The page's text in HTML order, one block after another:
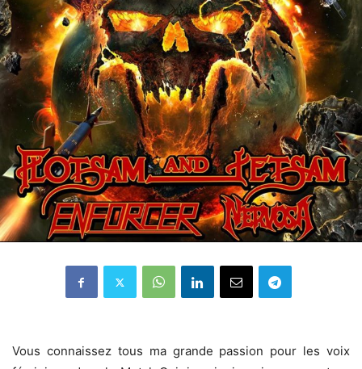
Vous connaissez tous ma grande passion pour les voix